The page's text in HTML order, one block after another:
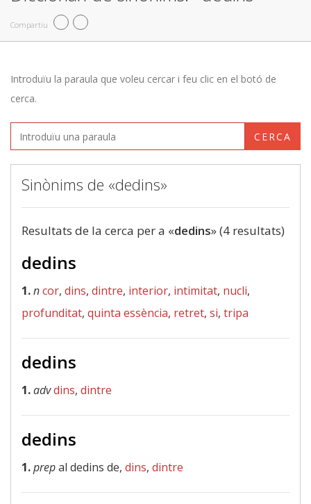
Compartiu
Introduïu la paraula que voleu cercar i feu clic en el botó de
cerca.
CERCA
Sinònims de «dedins»
Resultats de la cerca per a «dedins» (4 resultats)
dedins
1.ncor, dins, dintre, interior, intimitat, nucli,
profunditat, quinta essència, retret, si, tripa
dedins
1.advdins, dintre
dedins
1.prepal dedins de, dins, dintre